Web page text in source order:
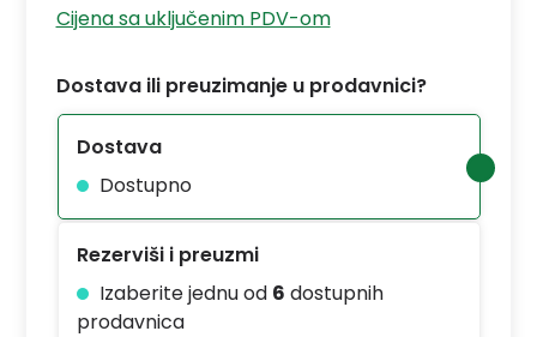
Cijena sa uključenim PDV-om
Dostava ili preuzimanje u prodavnici?
Dostava
Dostupno
Rezerviši i preuzmi
Izaberite jednu od 6 dostupnih
prodavnica